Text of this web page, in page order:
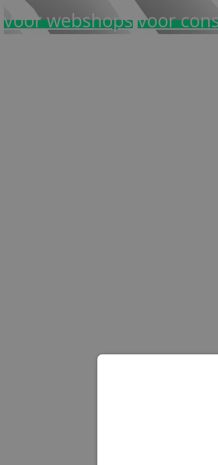
voor webshopsvoor